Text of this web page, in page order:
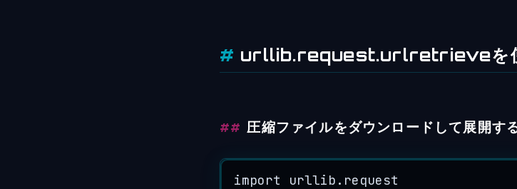
urllib.request.urlretrieveを
圧縮ファイルをダウンロードして展開す
import urllib.request